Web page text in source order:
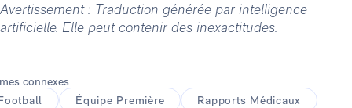
Avertissement : Traduction générée par intelligence
artificielle. Elle peut contenir des inexactitudes.
connexes
Équipe Première Rapports Médicaux